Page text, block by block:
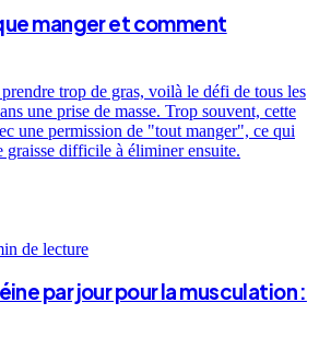
manger et comment
trop de gras, voilà le défi de tous les
une prise de masse. Trop souvent, cette
une permission de "tout manger", ce qui
graisse difficile à éliminer ensuite.
de lecture
par jour pour la musculation :